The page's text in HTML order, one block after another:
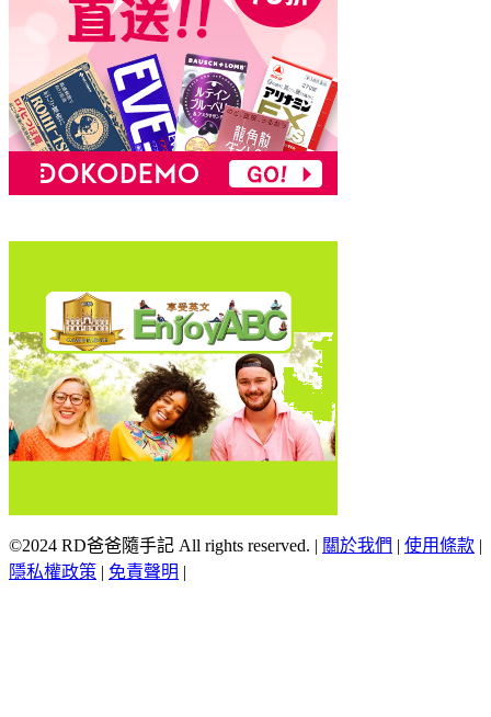
©2024 RD爸爸隨手記 All rights reserved. | 關於我們 | 使用條款 |
隱私權政策 | 免責聲明 |